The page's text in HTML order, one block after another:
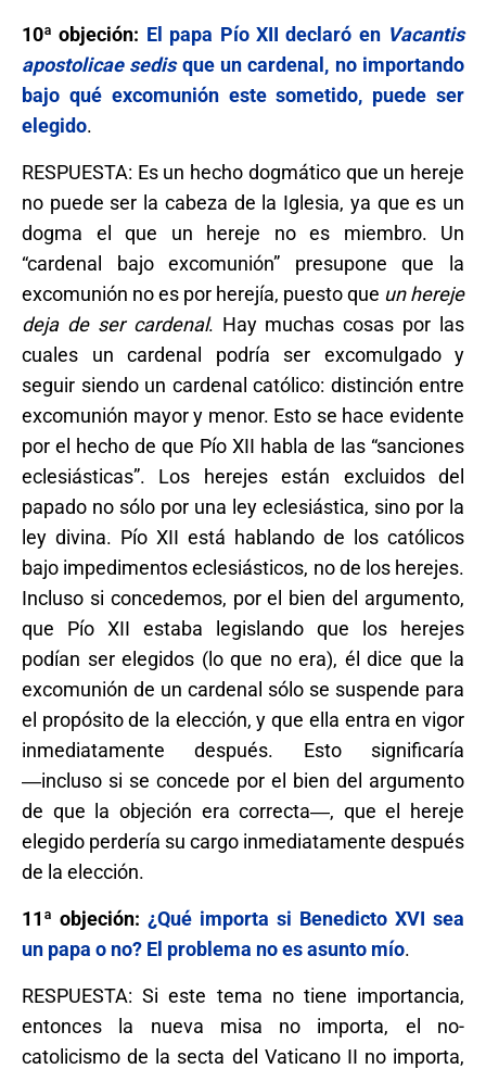
10ª objeción: El papa Pío XII declaró en Vacantis
apostolicae sedisque un cardenal, no importando
bajo qué excomunión este sometido, puede ser
elegido.
RESPUESTA: Es un hecho dogmático que un hereje
no puede ser la cabeza de la Iglesia, ya que es un
dogma el que un hereje no es miembro. Un
“cardenal bajo excomunión” presupone que la
excomunión no es por herejía, puesto que un hereje
deja de ser cardenal. Hay muchas cosas por las
cuales un cardenal podría ser excomulgado y
seguir siendo un cardenal católico: distinción entre
excomunión mayor y menor. Esto se hace evidente
por el hecho de que Pío XII habla de las “sanciones
eclesiásticas”. Los herejes están excluidos del
papado no sólo por una ley eclesiástica, sino por la
ley divina. Pío XII está hablando de los católicos
bajo impedimentos eclesiásticos, no de los herejes.
Incluso si concedemos, por el bien del argumento,
que Pío XII estaba legislando que los herejes
podían ser elegidos (lo que no era), él dice que la
excomunión de un cardenal sólo se suspende para
el propósito de la elección, y que ella entra en vigor
inmediatamente después. Esto significaría
―incluso si se concede por el bien del argumento
de que la objeción era correcta―, que el hereje
elegido perdería su cargo inmediatamente después
de la elección.
11ª objeción: ¿Qué importa si Benedicto XVI sea
un papa o no? El problema no es asunto mío.
RESPUESTA: Si este tema no tiene importancia,
entonces la nueva misa no importa, el no-
catolicismo de la secta del Vaticano II no importa,